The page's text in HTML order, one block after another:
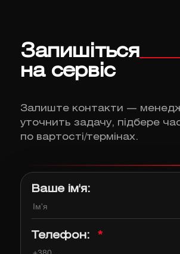
Запишіться
на сервіс
Залиште контакти —
уточнить задачу, підбере
по вартості/термінах.
Ваше ім'я:
Телефон: *